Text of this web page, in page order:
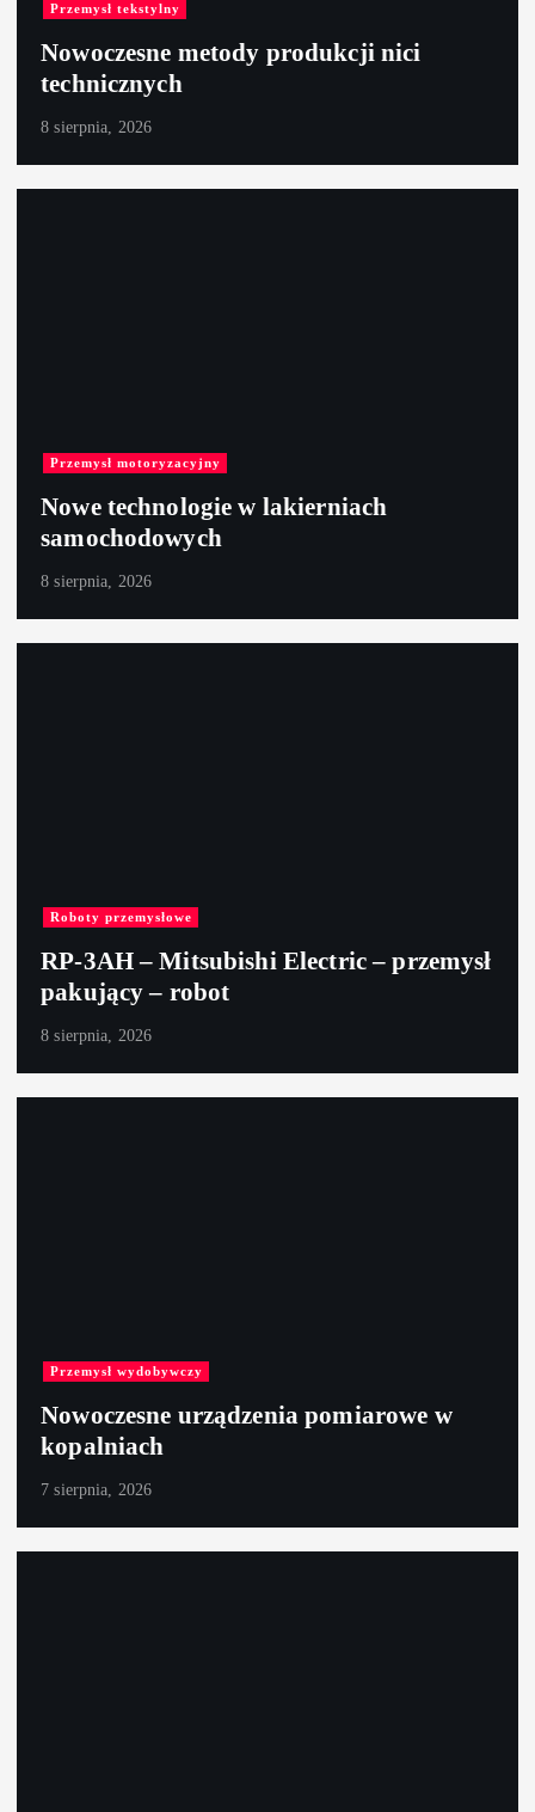
Przemysł tekstylny
Nowoczesne metody produkcji nici
technicznych
8 sierpnia, 2026
Przemysł motoryzacyjny
Nowe technologie w lakierniach
samochodowych
8 sierpnia, 2026
Roboty przemysłowe
RP-3AH – Mitsubishi Electric – przemysł
pakujący – robot
8 sierpnia, 2026
Przemysł wydobywczy
Nowoczesne urządzenia pomiarowe w
kopalniach
7 sierpnia, 2026